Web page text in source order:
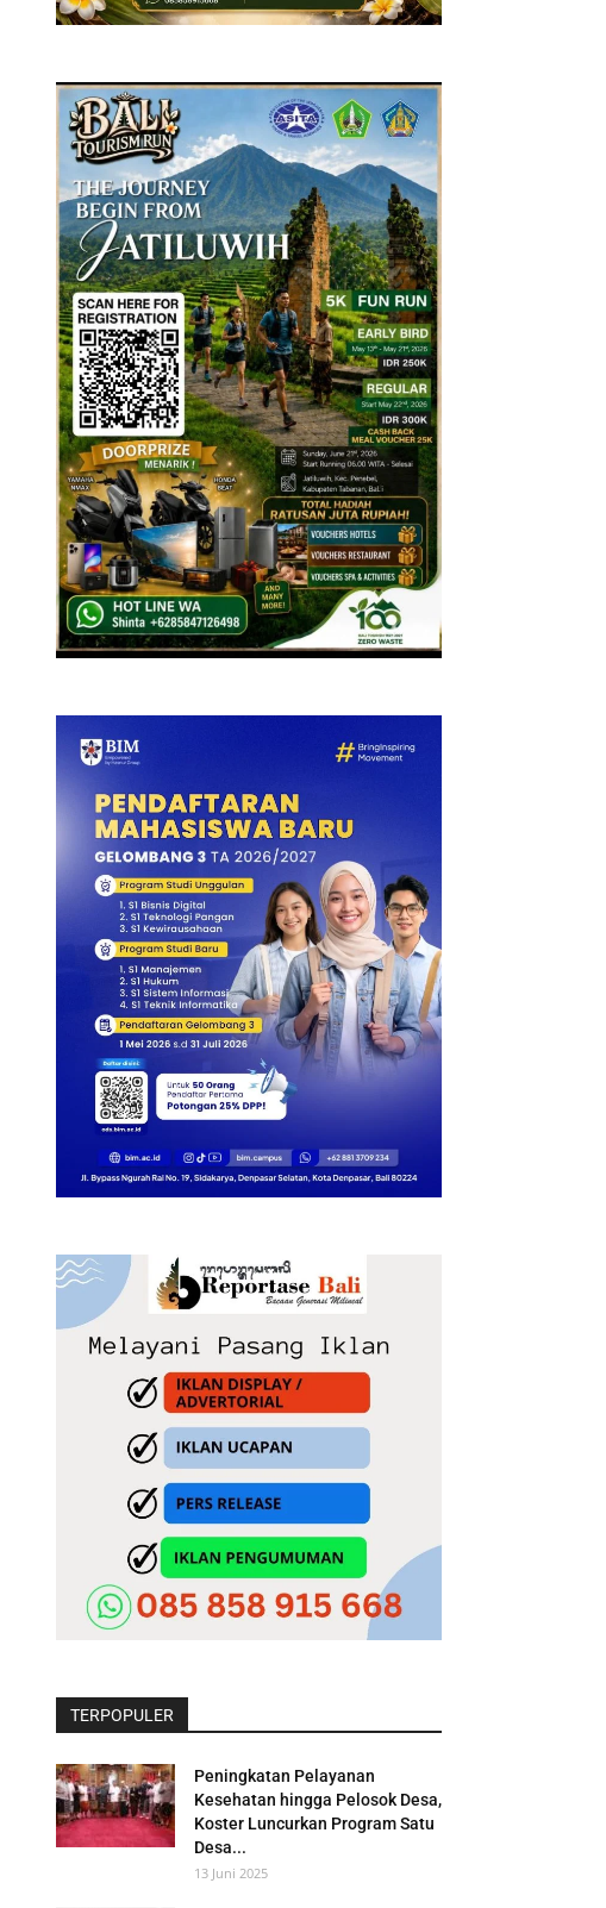
TERPOPULER
Peningkatan Pelayanan
Kesehatan hingga Pelosok Desa,
Koster Luncurkan Program Satu
Desa...
13 Juni 2025